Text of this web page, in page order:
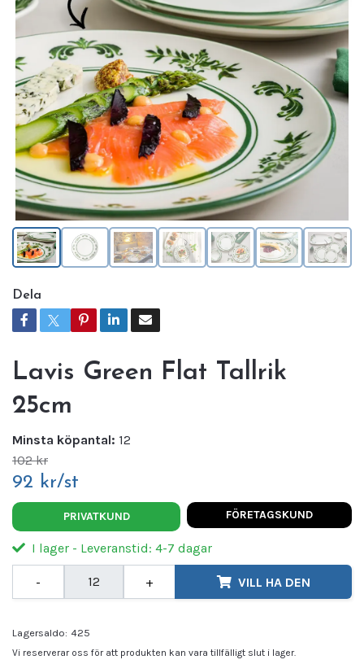
Dela
Lavis Green Flat Tallrik
25cm
Minsta köpantal: 12
102 kr
92 kr/st
PRIVATKUND FÖRETAGSKUND
I lager - Leveranstid: 4-7 dagar
- + VILL HA DEN
Lagersaldo: 425
Vi reserverar oss för att produkten kan vara tillfälligt slut i lager.